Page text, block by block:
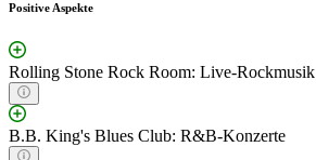
Positive Aspekte
Rolling Stone Rock Room: Live-Rockmusik
B.B. King's Blues Club: R&B-Konzerte